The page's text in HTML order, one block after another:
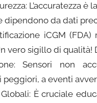
L’accuratezza
dipendono da dati
iCGM
vero sigillo di qualità!
Sensori non
a eventi
È cruciale